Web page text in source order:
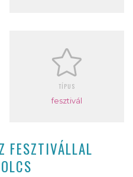
TÍPUS
fesztivál
FESZTIVÁLLAL